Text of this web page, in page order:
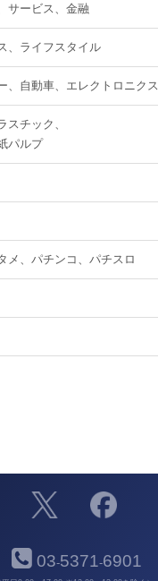
サービス、金融
、ライフスタイル
、自動車、エレクトロニクス
スチック、
パルプ
メ、パチンコ、パチスロ
03-5371-6901